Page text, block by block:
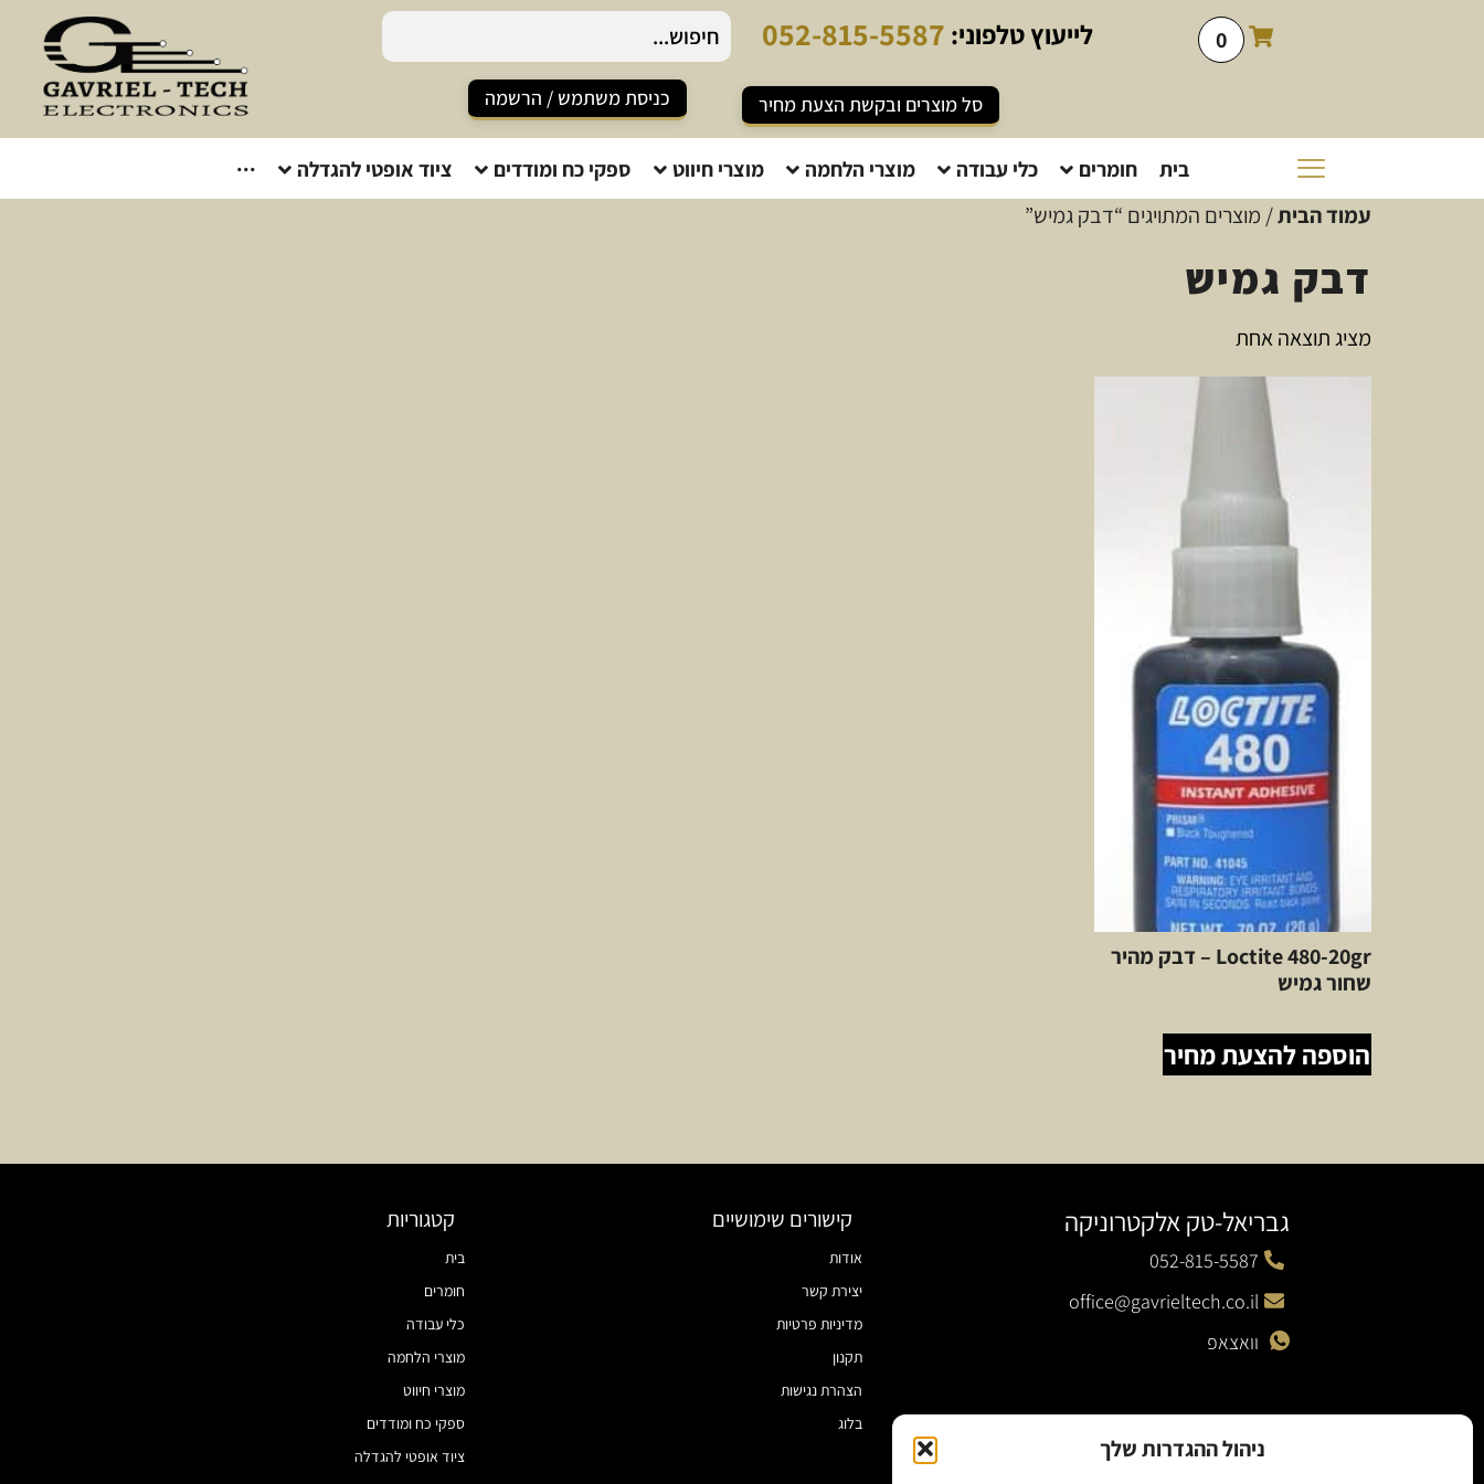
ניהול ההגדרות שלך
0 לייעוץטלפוני: 052-815-5587
סל מוצרים ובקשת הצעת מחיר כניסת משתמש / הרשמה
בית חומרים כלי עבודה מוצרי הלחמה מוצרי חיווט ספקי כח ומודדים ציוד אופטי להגדלה ···
עמוד הבית/ מוצרים המתויגים “דבק גמיש”
דבק גמיש
מציג תוצאה אחת
Loctite 480-20gr – דבק מהיר
שחור גמיש
הוספה להצעת מחיר
גבריאל-טק אלקטרוניקה
052-815-5587
office@gavrieltech.co.il
וואצאפ
קישורים שימושיים
אודות
יצירת קשר
מדיניות פרטיות
תקנון
הצהרת נגישות
בלוג
קטגוריות
בית
חומרים
כלי עבודה
מוצרי הלחמה
מוצרי חיווט
ספקי כח ומודדים
ציוד אופטי להגדלה